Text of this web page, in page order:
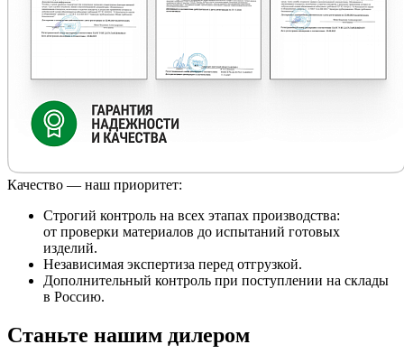
Качество — наш приоритет:
Строгий контроль на всех этапах производства:
от проверки материалов до испытаний готовых
изделий.
Независимая экспертиза перед отгрузкой.
Дополнительный контроль при поступлении на склады
в Россию.
Станьте нашим дилером